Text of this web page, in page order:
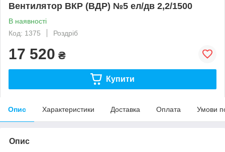
Вентилятор ВКР (ВДР) №5 ел/дв 2,2/1500
В наявності
Код: 1375
Роздріб
17 520 ₴
Купити
Опис Характеристики Доставка Оплата Умови
Опис